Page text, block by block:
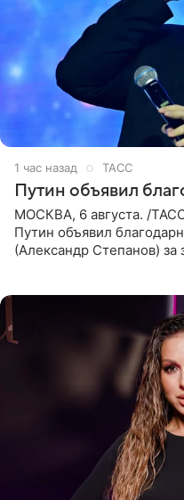
1 час назад ТАСС
Путин объявил
МОСКВА, 6 августа. /
Путин объявил
(Александр Степанов) за